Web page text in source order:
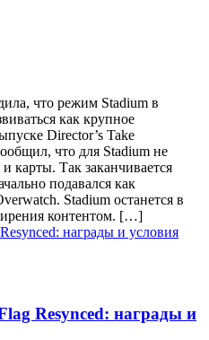
что режим Stadium в
как крупное
Director’s Take
что для Stadium не
карты. Так заканчивается
подавался как
Stadium останется в
контентом. […]
Resynced: награды и